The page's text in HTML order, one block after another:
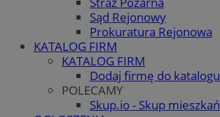
Sąd Rejonowy
Prokuratura Rejonowa
KATALOG FIRM
KATALOG FIRM
Dodaj firmę do katalogu
POLECAMY
Skup.io - Skup mieszkań